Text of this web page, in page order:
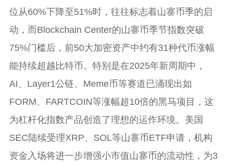
位从60%下降至51%时，往往标志着山寨币季的启
动，而Blockchain Center的山寨币季节指数突破
75%门槛后，前50大加密资产中约有31种代币涨幅
能持续超越比特币。特别是在2025年新周期中，
AI、Layer1公链、Meme币等赛道已涌现出如
FORM、FARTCOIN等涨幅超10倍的黑马项目，这
为杠杆化指数产品创造了理想的运作环境。美国
SEC陆续受理XRP、SOL等山寨币ETF申请，机构
资金入场将进一步增强小市值山寨币的流动性，为3